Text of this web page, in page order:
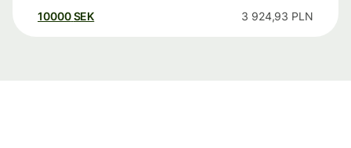
10000 SEK 3 924,93 PLN